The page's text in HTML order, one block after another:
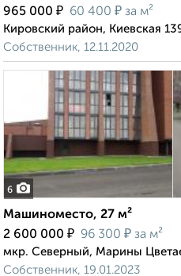
965 000 ₽ 60 400 ₽ за м²
Кировский район, Киевская
Собственник, 12.11.2020
6
Машиноместо, 27 м²
2 600 000 ₽ 96 300 ₽ за м²
мкр. Северный, Марины
Собственник, 19.01.2023